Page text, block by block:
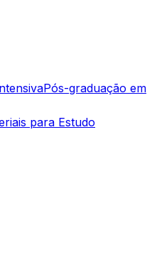
Pós-graduação em
para Estudo